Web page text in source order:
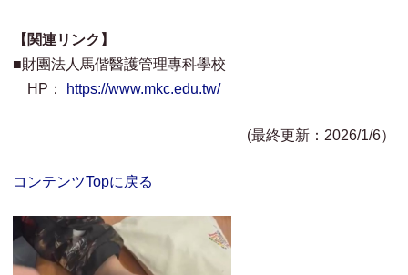
【関連リンク】
■財團法人馬偕醫護管理專科學校
HP：
https://www.mkc.edu.tw/
(最終更新：2026/1/6）
コンテンツTopに戻る